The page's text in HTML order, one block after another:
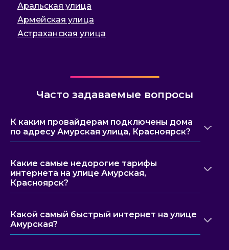
Аральская улица
Армейская улица
Астраханская улица
Часто задаваемые вопросы
К каким провайдерам подключены дома
по адресу Амурская улица, Красноярск?
Какие самые недорогие тарифы
интернета на улице Амурская,
Красноярск?
Какой самый быстрый интернет на улице
Амурская?